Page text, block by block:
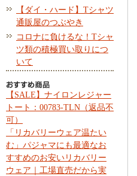
【ダイ・ハード】Tシャツ
通販屋のつぶやき
コロナに負けるな！Tシャ
ツ類の積極買い取りにつ
いて
【SALE】ナイロンレジャー
トート：00783-TLN（返品不
可）
「リカバリーウェア温たい
む」パジャマにも最適なお
すすめのお安いリカバリー
ウェア｜工場直売だから実